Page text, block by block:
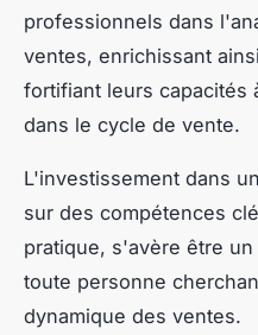
professionnels dans
ventes, enrichissant
fortifiant leurs capacités
dans le cycle de vente.
L'investissement dans
sur des compétences
pratique, s'avère être
toute personne
dynamique des ventes.